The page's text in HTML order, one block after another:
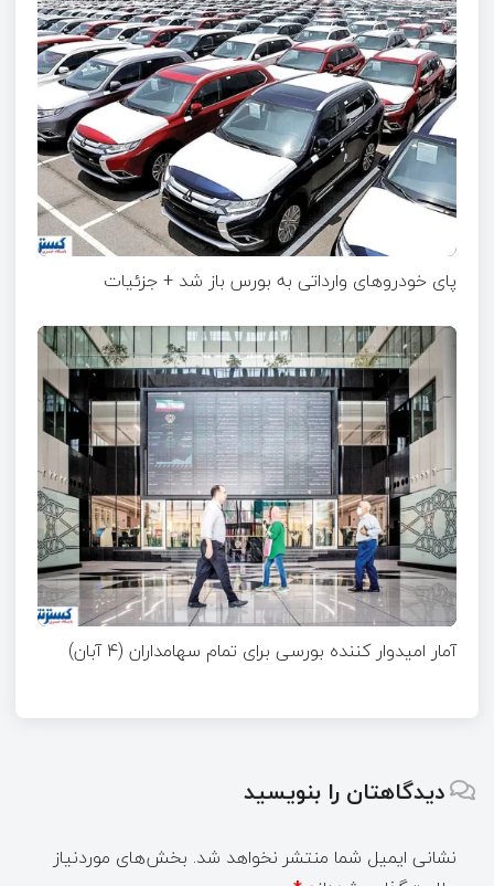
پای خودروهای وارداتی به بورس باز شد + جزئیات
آمار امیدوار کننده بورسی برای تمام سهامداران (۴ آبان)
دیدگاهتان را بنویسید
نشانی ایمیل شما منتشر نخواهد شد. بخش‌های موردنیاز